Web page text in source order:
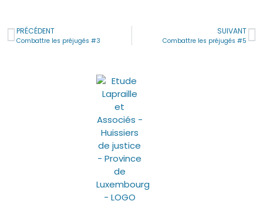
PRÉCÉDENT
Combattre les préjugés #3
SUIVANT
Combattre les préjugés #5